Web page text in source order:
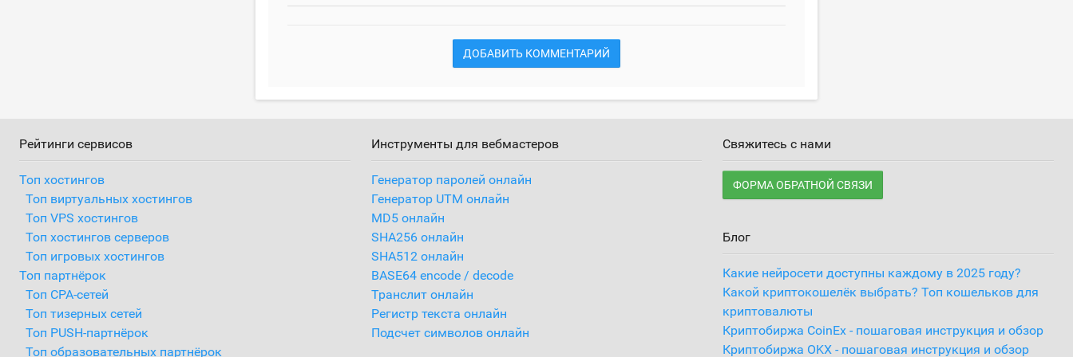
ДОБАВИТЬ КОММЕНТАРИЙ
Рейтинги сервисов
Топ хостингов
Топ виртуальных хостингов
Топ VPS хостингов
Топ хостингов серверов
Топ игровых хостингов
Топ партнёрок
Топ CPA-сетей
Топ тизерных сетей
Топ PUSH-партнёрок
Топ образовательных партнёрок
Инструменты для вебмастеров
Генератор паролей онлайн
Генератор UTM онлайн
MD5 онлайн
SHA256 онлайн
SHA512 онлайн
BASE64 encode / decode
Транслит онлайн
Регистр текста онлайн
Подсчет символов онлайн
Свяжитесь с нами
ФОРМА ОБРАТНОЙ СВЯЗИ
Блог
Какие нейросети доступны каждому в 2025 году?
Какой криптокошелёк выбрать? Топ кошельков для
криптовалюты
Криптобиржа CoinEx - пошаговая инструкция и обзор
Криптобиржа OKX - пошаговая инструкция и обзор